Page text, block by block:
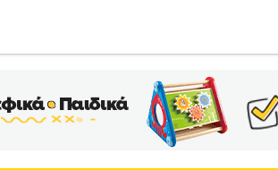
ΥΠΟΔΗΣΗ-SNEAKERS Παιδικά
• Κατασκευασμένα από συνθετικό
Στη γλώσσα υπάρχει μεταλλιζέ patch με
Company info Το Iταλικό brand
λέξη re-play να αναβοσβήνει και